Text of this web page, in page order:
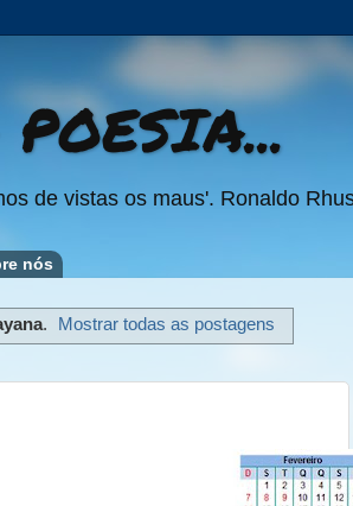
de vistas os maus'. Ronaldo
nós
. Mostrar todas as postagens